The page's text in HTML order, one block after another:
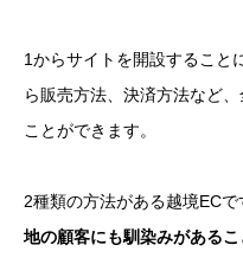
1からサイトを開設すること
ら販売方法、決済方法など
ことができます。
2種類の方法がある越境ECで
地の顧客にも馴染みがある